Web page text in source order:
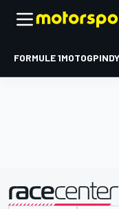
FORMULE 1MOTOGP